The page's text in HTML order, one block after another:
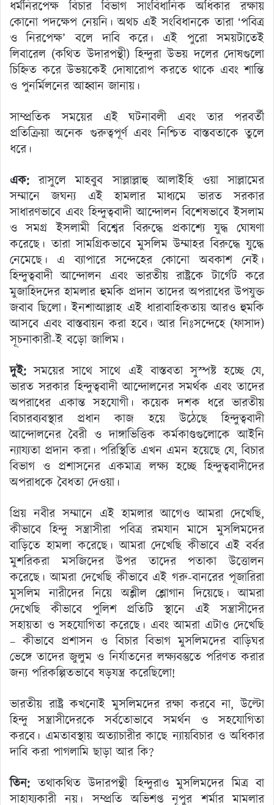
ধর্মনিরপেক্ষ বিচার বিভাগ সাংবিধানিক অধিকার রক্ষায়
কোনো পদক্ষেপ নেয়নি। অথচ এই সংবিধানকে তারা ‘পবিত্র
ও নিরপেক্ষ’ বলে দাবি করে। এই পুরো সময়টাতেই
লিবারেল (কথিত উদারপন্থী) হিন্দুরা উভয় দলের দোষগুলো
চিহ্নিত করে উভয়কেই দোষারোপ করতে থাকে এবং শান্তি
ও পুনর্মিলনের আহ্বান জানায়।
সাম্প্রতিক সময়ের এই ঘটনাবলী এবং তার পরবর্তী
প্রতিক্রিয়া অনেক গুরুত্বপূর্ণ এবং নিশ্চিত বাস্তবতাকে তুলে
ধরে।
এক: রাসুলে মাহবুব সাল্লাল্লাহু আলাইহি ওয়া সাল্লামের
সম্মানে জঘন্য এই হামলার মাধ্যমে ভারত সরকার
সাধারণভাবে এবং হিন্দুত্ববাদী আন্দোলন বিশেষভাবে ইসলাম
ও সমগ্র ইসলামী বিশ্বের বিরুদ্ধে প্রকাশ্যে যুদ্ধ ঘোষণা
করেছে। তারা সামগ্রিকভাবে মুসলিম উম্মাহর বিরুদ্ধে যুদ্ধে
নেমেছে। এ ব্যাপারে সন্দেহের কোনো অবকাশ নেই।
হিন্দুত্ববাদী আন্দোলন এবং ভারতীয় রাষ্ট্রকে টার্গেট করে
মুজাহিদদের হামলার হুমকি প্রদান তাদের অপরাধের উপযুক্ত
জবাব ছিলো। ইনশাআল্লাহ এই ধারাবাহিকতায় আরও হুমকি
আসবে এবং বাস্তবায়ন করা হবে। আর নিঃসন্দেহে (ফাসাদ)
সূচনাকারী-ই বড়ো জালিম।
দুই: সময়ের সাথে সাথে এই বাস্তবতা সুস্পষ্ট হচ্ছে যে,
ভারত সরকার হিন্দুত্ববাদী আন্দোলনের সমর্থক এবং তাদের
অপরাধের একান্ত সহযোগী। কয়েক দশক ধরে ভারতীয়
বিচারব্যবস্থার প্রধান কাজ হয়ে উঠেছে হিন্দুত্ববাদী
আন্দোলনের বৈরী ও দাঙ্গাভিত্তিক কর্মকাণ্ডগুলোকে আইনি
ন্যায্যতা প্রদান করা। পরিস্থিতি এখন এমন হয়েছে যে, বিচার
বিভাগ ও প্রশাসনের একমাত্র লক্ষ্য হচ্ছে হিন্দুত্ববাদীদের
অপরাধকে বৈধতা দেওয়া।
প্রিয় নবীর সম্মানে এই হামলার আগেও আমরা দেখেছি,
কীভাবে হিন্দু সন্ত্রাসীরা পবিত্র রমযান মাসে মুসলিমদের
বাড়িতে হামলা করেছে। আমরা দেখেছি কীভাবে এই বর্বর
মুশরিকরা মসজিদের উপর তাদের পতাকা উত্তোলন
করেছে। আমরা দেখেছি কীভাবে এই গরু-বানরের পূজারিরা
মুসলিম নারীদের নিয়ে অশ্লীল শ্লোগান দিয়েছে। আমরা
দেখেছি কীভাবে পুলিশ প্রতিটি স্থানে এই সন্ত্রাসীদের
সহায়তা ও সহযোগিতা করেছে। এবং আমরা এটাও দেখেছি
– কীভাবে প্রশাসন ও বিচার বিভাগ মুসলিমদের বাড়িঘর
ভেঙ্গে তাদের জুলুম ও নির্যাতনের লক্ষ্যবস্তুতে পরিণত করার
জন্য পরিকল্পিতভাবে ষড়যন্ত্র করেছিলো!
ভারতীয় রাষ্ট্র কখনোই মুসলিমদের রক্ষা করবে না, উল্টো
হিন্দু সন্ত্রাসীদেরকে সর্বতোভাবে সমর্থন ও সহযোগিতা
করবে। এমতাবস্থায় অত্যাচারীর কাছে ন্যায়বিচার ও অধিকার
দাবি করা পাগলামি ছাড়া আর কি?
তিন: তথাকথিত উদারপন্থী হিন্দুরাও মুসলিমদের মিত্র বা
সাহায্যকারী নয়। সম্প্রতি অভিশপ্ত নূপুর শর্মার মামলার